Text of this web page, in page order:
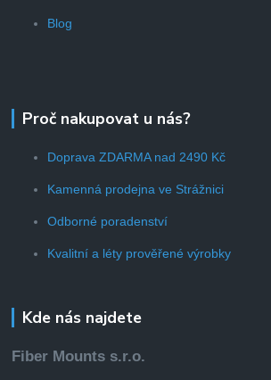
Blog
Proč nakupovat u nás?
Doprava ZDARMA nad 2490 Kč
Kamenná prodejna ve Strážnici
Odborné poradenství
Kvalitní a léty prověřené výrobky
Kde nás najdete
Fiber Mounts s.r.o.